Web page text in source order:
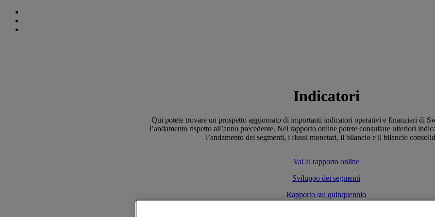
Indicatori
Qui potete trovare un prospetto aggiornato di importanti indicatori operativi e finanziari di
l’andamento rispetto all’anno precedente. Nel rapporto online potete consultare ulteriori
l’andamento dei segmenti, i flussi monetari, il bilancio e il bilancio
Vai al rapporto online
Sviluppo dei segmenti
Rapporto sul quinquennio